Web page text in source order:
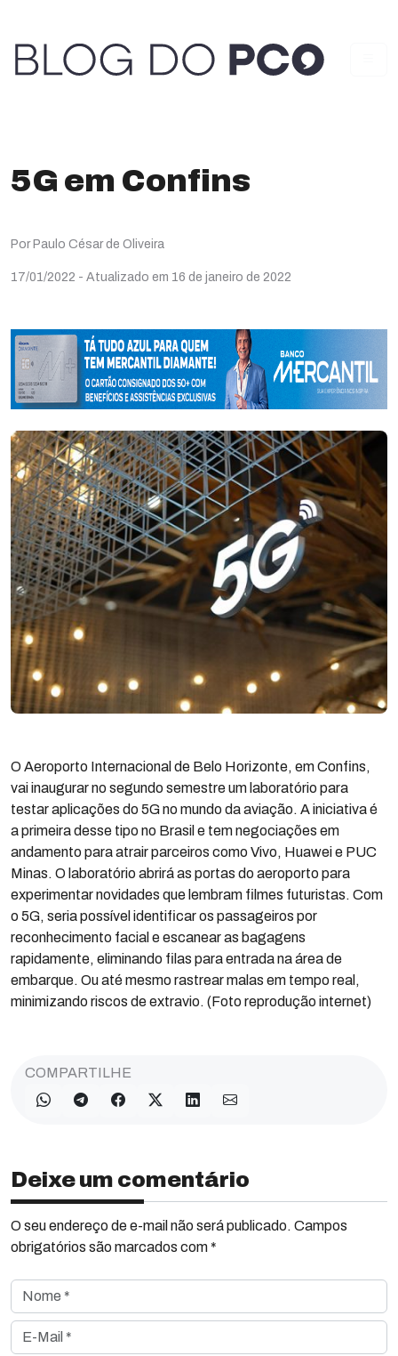
5G em Confins
Por Paulo César de Oliveira
17/01/2022 - Atualizado em 16 de janeiro de 2022
O Aeroporto Internacional de Belo Horizonte, em Confins,
vai inaugurar no segundo semestre um laboratório para
testar aplicações do 5G no mundo da aviação. A iniciativa é
a primeira desse tipo no Brasil e tem negociações em
andamento para atrair parceiros como Vivo, Huawei e PUC
Minas. O laboratório abrirá as portas do aeroporto para
experimentar novidades que lembram filmes futuristas. Com
o 5G, seria possível identificar os passageiros por
reconhecimento facial e escanear as bagagens
rapidamente, eliminando filas para entrada na área de
embarque. Ou até mesmo rastrear malas em tempo real,
minimizando riscos de extravio. (Foto reprodução internet)
COMPARTILHE
Deixe um comentário
O seu endereço de e-mail não será publicado. Campos
obrigatórios são marcados com *
Nome *
E-Mail *